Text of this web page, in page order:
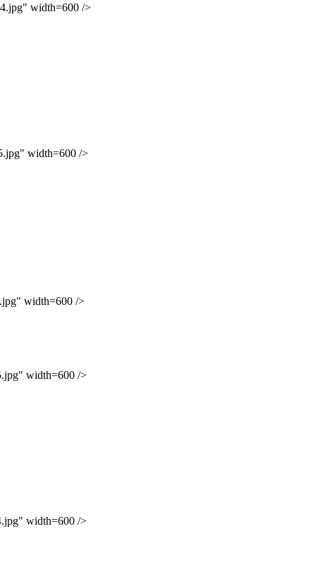
width=600 />
width=600 />
width=600 />
width=600 />
width=600 />